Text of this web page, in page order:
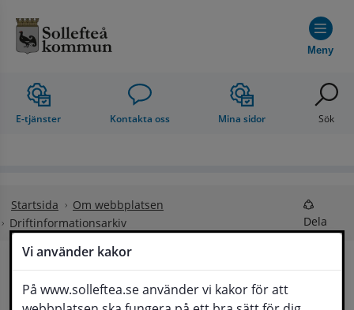
Vi använder kakor
På www.solleftea.se använder vi kakor för att
Meny
E-tjänster Kontakta oss Mina sidor Sök
Startsida
Om webbplatsen
Driftinformationsarkiv
Dela
Driftinformationsarkiv